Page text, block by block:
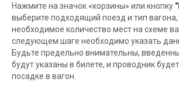
Нажмите на значок «корзины» или кнопку
выберите подходящий поезд и тип вагона,
необходимое количество мест на схеме
следующем шаге необходимо указать
Будьте предельно внимательны,
будут указаны в билете, и проводник
посадке в вагон.